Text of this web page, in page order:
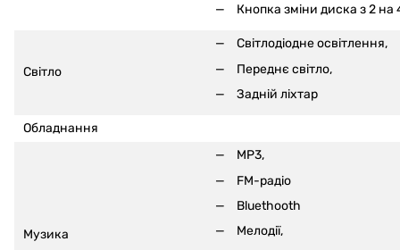
Кнопка зміни диска з 2 на
Світло
Світлодіодне освітлення,
Переднє світло,
Задній ліхтар
Обладнання
Музика
MP3,
FM-радіо
Bluethooth
Мелодії,